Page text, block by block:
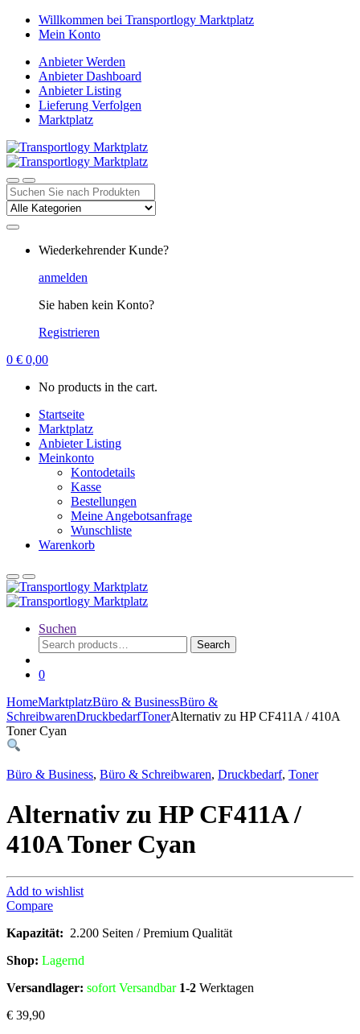
Navigation
Zum
Inhalt
Willkommen bei Transportlogy Marktplatz
Mein Konto
Anbieter Werden
Anbieter Dashboard
Anbieter Listing
Lieferung Verfolgen
Marktplatz
Suchen
nach:
Wiederkehrender Kunde?
anmelden
Sie haben kein Konto?
Registrieren
0 € 0,00
No products in the cart.
Startseite
Marktplatz
Anbieter Listing
Meinkonto
Kontodetails
Kasse
Bestellungen
Meine Angebotsanfrage
Wunschliste
Warenkorb
Suchen
Search
for:
Search
0
HomeMarktplatzBüro & BusinessBüro &
SchreibwarenDruckbedarfTonerAlternativ zu HP CF411A / 410A
Toner Cyan
Büro & Business, Büro & Schreibwaren, Druckbedarf, Toner
Alternativ zu HP CF411A /
410A Toner Cyan
Add to wishlist
Compare
Kapazität: 2.200 Seiten / Premium Qualität
Shop: Lagernd
Versandlager: sofort Versandbar 1-2 Werktagen
€ 39,90